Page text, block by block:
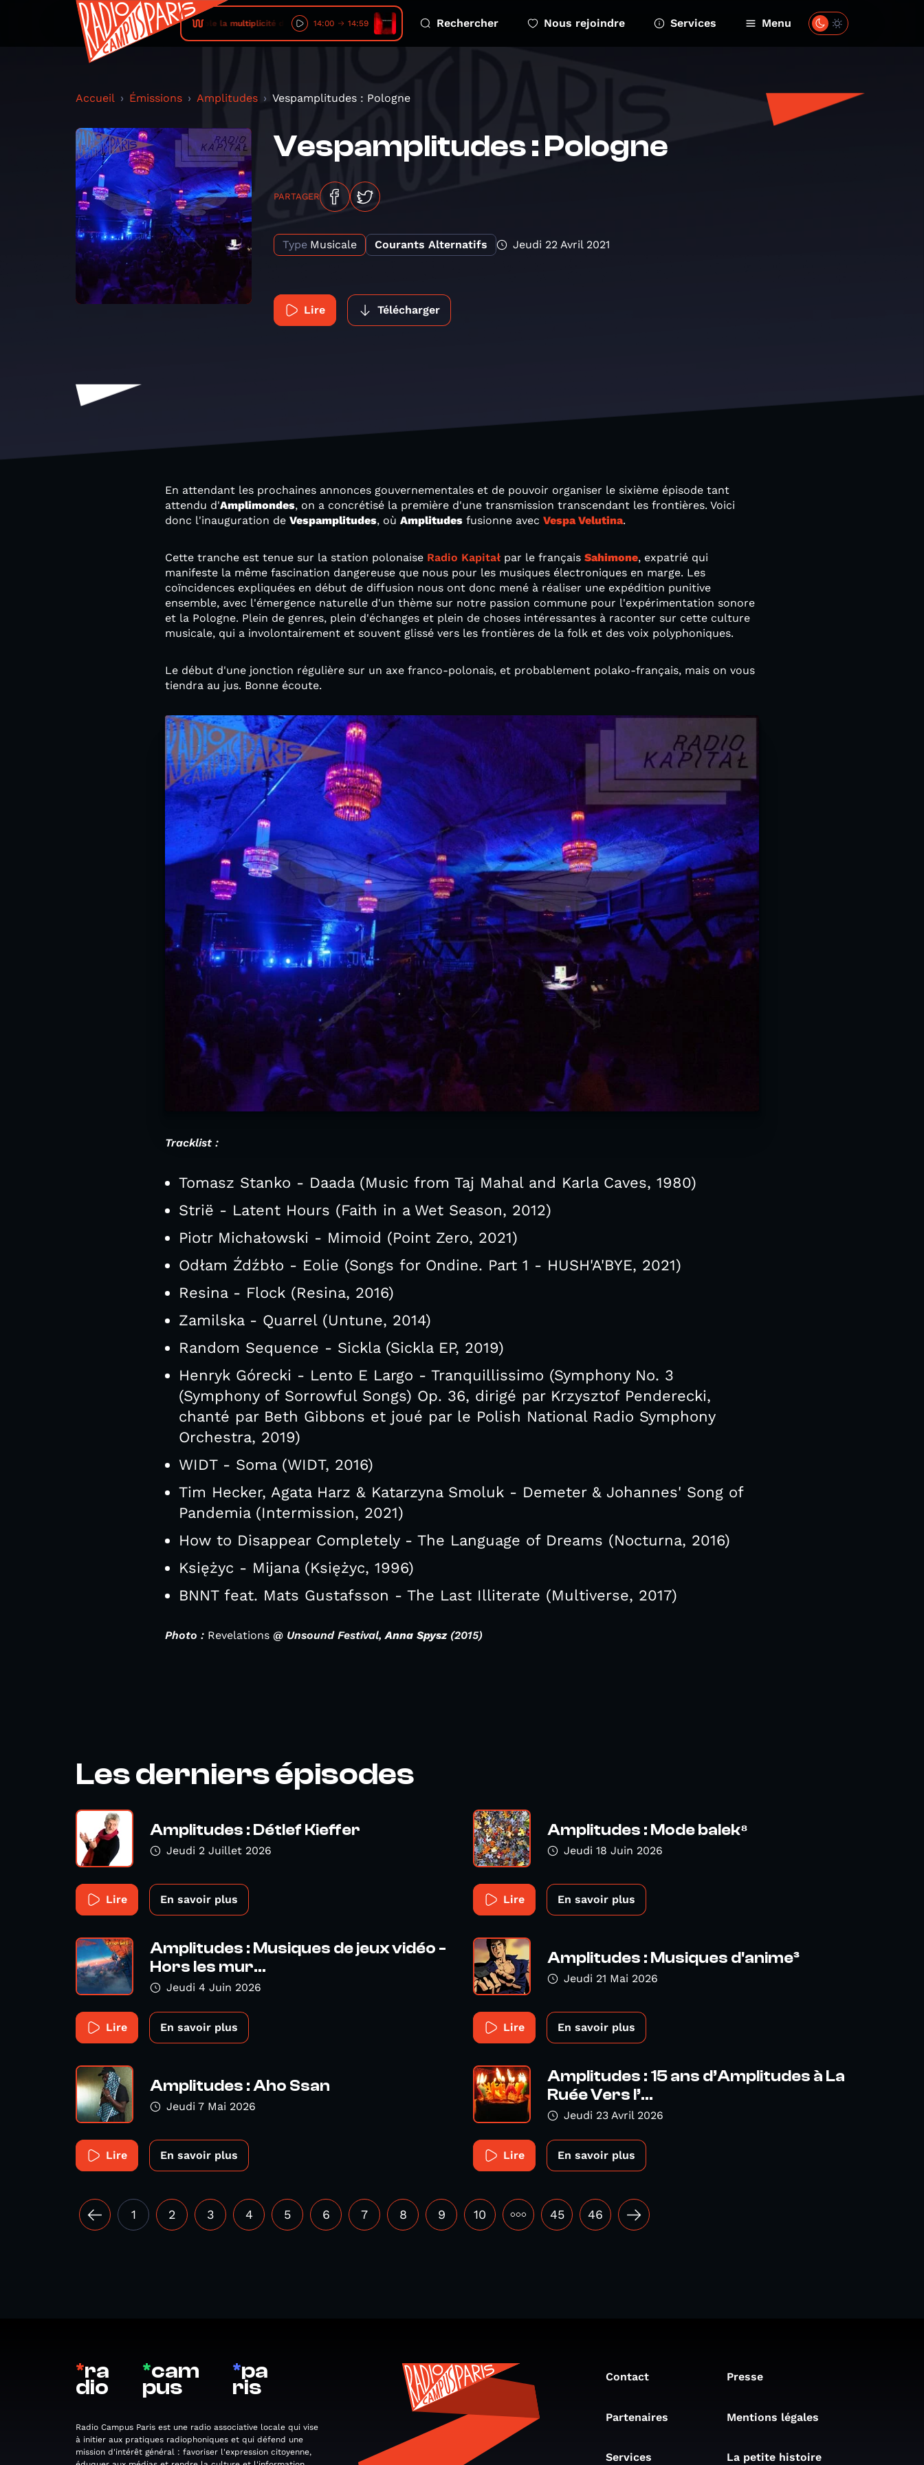
Rendre audible la multiplicité des mondes sonores • Sentiers sonores
14:00 14:59 Rechercher Nous rejoindre Services Menu
Accueil Émissions Amplitudes Vespamplitudes : Pologne
Vespamplitudes : Pologne
PARTAGER
Type Musicale Courants Alternatifs Jeudi 22 Avril 2021
Lire Télécharger
En attendant les prochaines annonces gouvernementales et de pouvoir organiser le sixième épisode tant
attendu d'Amplimondes, on a concrétisé la première d'une transmission transcendant les frontières. Voici
donc l'inauguration de Vespamplitudes, où Amplitudes fusionne avec Vespa Velutina.
Cette tranche est tenue sur la station polonaise Radio Kapitał par le français Sahimone, expatrié qui
manifeste la même fascination dangereuse que nous pour les musiques électroniques en marge. Les
coïncidences expliquées en début de diffusion nous ont donc mené à réaliser une expédition punitive
ensemble, avec l'émergence naturelle d'un thème sur notre passion commune pour l'expérimentation sonore
et la Pologne. Plein de genres, plein d'échanges et plein de choses intéressantes à raconter sur cette culture
musicale, qui a involontairement et souvent glissé vers les frontières de la folk et des voix polyphoniques.
Le début d'une jonction régulière sur un axe franco-polonais, et probablement polako-français, mais on vous
tiendra au jus. Bonne écoute.
Tracklist :
Tomasz Stanko - Daada (Music from Taj Mahal and Karla Caves, 1980)
Strië - Latent Hours (Faith in a Wet Season, 2012)
Piotr Michałowski - Mimoid (Point Zero, 2021)
Odłam Źdźbło - Eolie (Songs for Ondine. Part 1 - HUSH'A'BYE, 2021)
Resina - Flock (Resina, 2016)
Zamilska - Quarrel (Untune, 2014)
Random Sequence - Sickla (Sickla EP, 2019)
Henryk Górecki - Lento E Largo - Tranquillissimo (Symphony No. 3
(Symphony of Sorrowful Songs) Op. 36, dirigé par Krzysztof Penderecki,
chanté par Beth Gibbons et joué par le Polish National Radio Symphony
Orchestra, 2019)
WIDT - Soma (WIDT, 2016)
Tim Hecker, Agata Harz & Katarzyna Smoluk - Demeter & Johannes' Song of
Pandemia (Intermission, 2021)
How to Disappear Completely - The Language of Dreams (Nocturna, 2016)
Księżyc - Mijana (Księżyc, 1996)
BNNT feat. Mats Gustafsson - The Last Illiterate (Multiverse, 2017)
Photo : Revelations @ Unsound Festival,Anna Spysz(2015)
Les derniers épisodes
Amplitudes : Détlef Kieffer
Jeudi 2 Juillet 2026
Lire En savoir plus
Amplitudes : Mode balek⁸
Jeudi 18 Juin 2026
Lire En savoir plus
Amplitudes : Musiques de jeux vidéo -
Hors les mur...
Jeudi 4 Juin 2026
Lire En savoir plus
Amplitudes : Musiques d'anime³
Jeudi 21 Mai 2026
Lire En savoir plus
Amplitudes : Aho Ssan
Jeudi 7 Mai 2026
Lire En savoir plus
Amplitudes : 15 ans d’Amplitudes à La
Ruée Vers l’...
Jeudi 23 Avril 2026
Lire En savoir plus
1 2 3 4 5 6 7 8 9 10 ••• 45 46
*ra
dio
*cam
pus
*pa
ris
Radio Campus Paris est une radio associative locale qui vise
à initier aux pratiques radiophoniques et qui défend une
mission d'intérêt général : favoriser l'expression citoyenne,
Contact Presse
Partenaires Mentions légales
Services La petite histoire